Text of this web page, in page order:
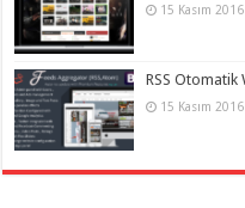
15 Kasım 2016
RSS Otomatik
15 Kasım 2016